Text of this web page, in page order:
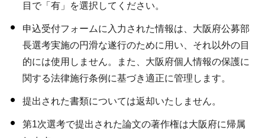
目で「有」を選択してください。
申込受付フォームに入力された情報は、大阪府公募部
長選考実施の円滑な遂行のために用い、それ以外の目
的には使用しません。また、大阪府個人情報の保護に
関する法律施行条例に基づき適正に管理します。
提出された書類については返却いたしません。
第1次選考で提出された論文の著作権は大阪府に帰属